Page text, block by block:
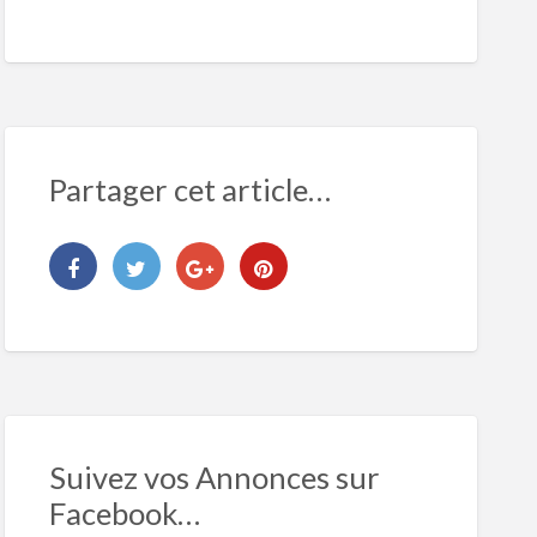
Partager cet article…
Suivez vos Annonces sur
Facebook…